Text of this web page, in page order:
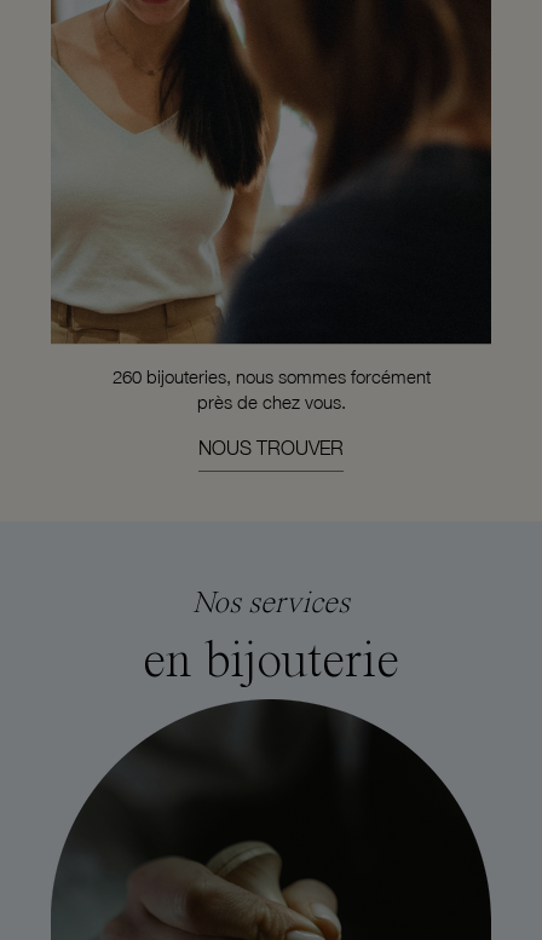
260 bijouteries, nous sommes forcément
près de chez vous.
NOUS TROUVER
Nos services
en bijouterie